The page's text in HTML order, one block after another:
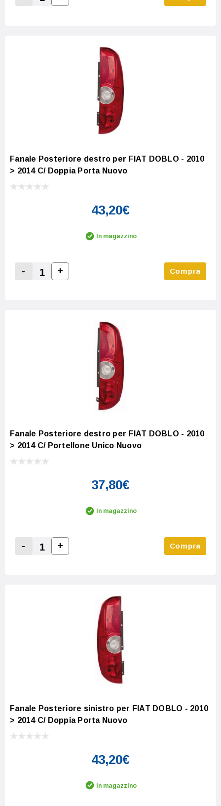
Decrease Quantity:
Increase Quantity:
Fanale Posteriore destro per FIAT DOBLO - 2010
> 2014 C/ Doppia Porta Nuovo
43,20€
In magazzino
Decrease Quantity:
-
Increase Quantity:
+ Compra
Fanale Posteriore destro per FIAT DOBLO - 2010
> 2014 C/ Portellone Unico Nuovo
37,80€
In magazzino
Decrease Quantity:
-
Increase Quantity:
+ Compra
Fanale Posteriore sinistro per FIAT DOBLO - 2010
> 2014 C/ Doppia Porta Nuovo
43,20€
In magazzino